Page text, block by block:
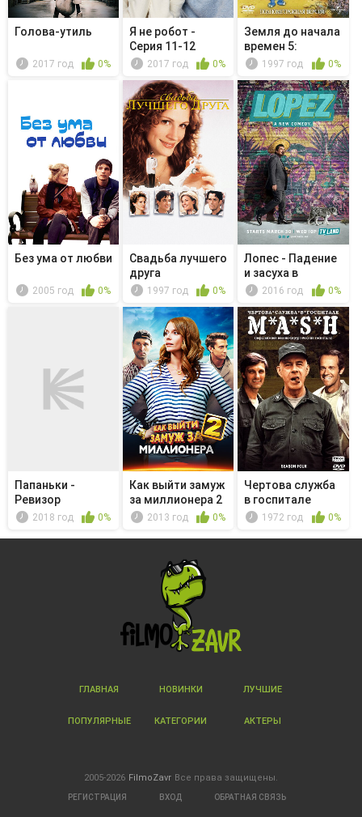
Голова-утиль
2017 год 0%
Я не робот -
Серия 11-12
2017 год 0%
Земля до начала
времен 5:
Таинственны...
1997 год 0%
Без ума от любви
2005 год 0%
Свадьба лучшего
друга
1997 год 0%
Лопес - Падение
и засуха в
Беверли-Хиллз
2016 год 0%
Папаньки -
Ревизор
2018 год 0%
Как выйти замуж
за миллионера 2
- Мой...
2013 год 0%
Чертова служба
в гoспитале
M*A*S*H - ...
1972 год 0%
ГЛАВНАЯ НОВИНКИ ЛУЧШИЕ
ПОПУЛЯРНЫЕ КАТЕГОРИИ АКТЕРЫ
2005-2026 FilmoZavr Все права защищены.
РЕГИСТРАЦИЯ ВХОД ОБРАТНАЯ СВЯЗЬ